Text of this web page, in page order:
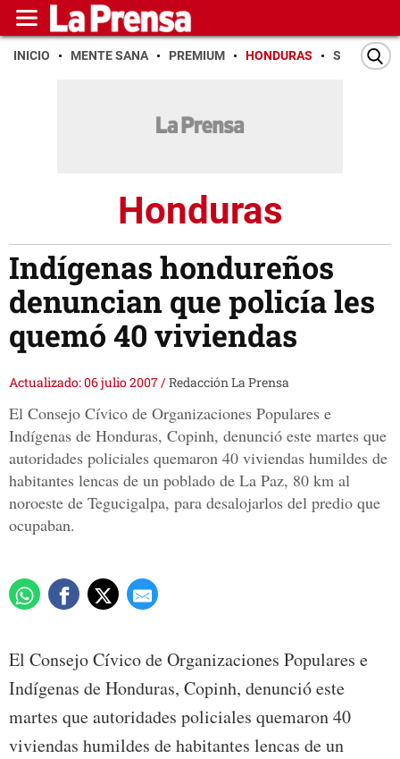
INICIO MENTE SANA PREMIUM HONDURAS SAN PEDRO
Honduras
Indígenas hondureños
denuncian que policía les
quemó 40 viviendas
Actualizado: 06 julio 2007/Redacción La Prensa
El Consejo Cívico de Organizaciones Populares e
Indígenas de Honduras, Copinh, denunció este martes que
autoridades policiales quemaron 40 viviendas humildes de
habitantes lencas de un poblado de La Paz, 80 km al
noroeste de Tegucigalpa, para desalojarlos del predio que
ocupaban.
El Consejo Cívico de Organizaciones Populares e
Indígenas de Honduras, Copinh, denunció este
martes que autoridades policiales quemaron 40
viviendas humildes de habitantes lencas de un